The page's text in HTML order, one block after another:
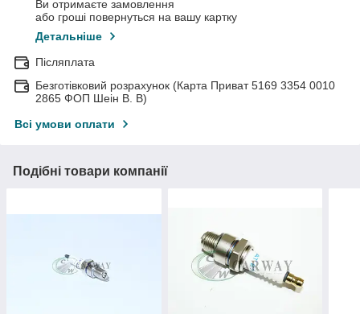
Ви отримаєте замовлення
або гроші повернуться на вашу картку
Детальніше
Післяплата
Безготівковий розрахунок (Карта Приват 5169 3354 0010
2865 ФОП Шеін В. В)
Всі умови оплати
Подібні товари компанії